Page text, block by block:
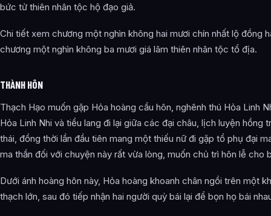
bức tử thiên nhân tộc hộ đạo giả.
Chi tiết xem chương một nghìn không hai mươi chín nhất lộ đồng
chương một nghìn không ba mươi giá lâm thiên nhân tộc tổ địa.
THÀNH HÔN
Thạch Hạo muốn gặp Hỏa hoàng cầu hôn, nghênh thú Hỏa Linh
Hỏa Linh Nhi và tiểu lang đi lại giữa các đại châu, lịch luyện hồng
thái, đồng thời lần đầu tiên mang một thiếu nữ đi gặp tổ phụ đại
ma thần đối với chuyện này rất vừa lòng, muốn chủ trì hôn lễ cho
Dưới ánh hoàng hôn này, Hỏa hoàng khoanh chân ngồi trên một
thạch lớn, sau đó tiếp nhận hai người quỳ bái lại để bọn họ bái